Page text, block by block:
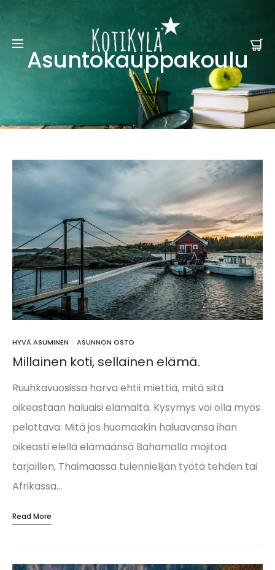
Asuntokauppakoulu
HYVÄ ASUMINEN ASUNNON OSTO
Millainen koti, sellainen elämä.
Ruuhkavuosissa harva ehtii miettiä, mitä sitä
oikeastaan haluaisi elämältä. Kysymys voi olla myös
pelottava. Mitä jos huomaakin haluavansa ihan
oikeasti elellä elämäänsä Bahamalla mojitoa
tarjoillen, Thaimaassa tulennielijän työtä tehden tai
Afrikassa…
Read More